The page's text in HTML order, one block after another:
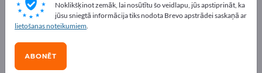
Pieprasījumi – Piedāvājumi – Lietotas preces – Biznesa
kontakti >> sāciet šeit
Publicējiet savu uzņēmumu un
produktus Exportpages.
Noklikšķinot zemāk, lai nosūtītu šo veidlapu, jūs apstiprināt, ka
jūsu sniegtā informācija tiks nodota Brevo apstrādei saskaņā ar
lietošanas noteikumiem.
ABONĒT